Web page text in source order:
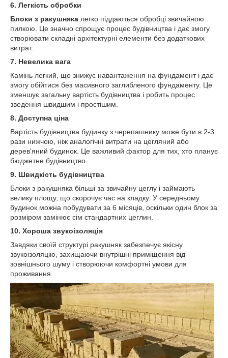
6. Легкість обробки
Блоки з ракушняка легко піддаються обробці звичайною
пилкою. Це значно спрощує процес будівництва і дає змогу
створювати складні архітектурні елементи без додаткових
витрат.
7. Невелика вага
Камінь легкий, що знижує навантаження на фундамент і дає
змогу обійтися без масивного заглибленого фундаменту. Це
зменшує загальну вартість будівництва і робить процес
зведення швидшим і простішим.
8. Доступна ціна
Вартість будівництва будинку з черепашнику може бути в 2-3
рази нижчою, ніж аналогічні витрати на цегляний або
дерев'яний будинок. Це важливий фактор для тих, хто планує
бюджетне будівництво.
9. Швидкість будівництва
Блоки з ракушняка більші за звичайну цеглу і займають
велику площу, що скорочує час на кладку. У середньому
будинок можна побудувати за 6 місяців, оскільки один блок за
розміром замінює сім стандартних цеглин.
10. Хороша звукоізоляція
Завдяки своїй структурі ракушняк забезпечує якісну
звукоізоляцію, захищаючи внутрішні приміщення від
зовнішнього шуму і створюючи комфортні умови для
проживання.